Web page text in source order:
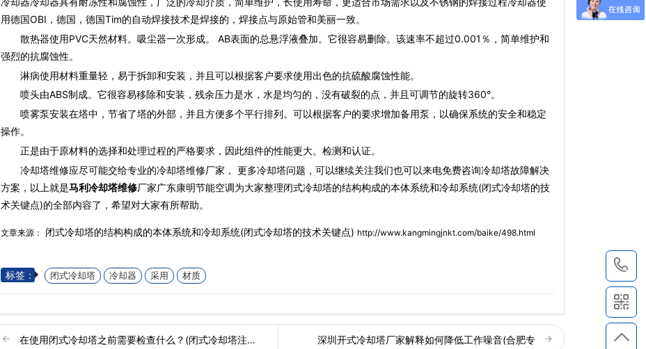
用德国OBI，德国，德国Tim的自动焊接技术是焊接的，焊接点与原始管和美丽一致。
散热器使用PVC天然材料。吸尘器一次形成。 AB表面的总悬浮液叠加。它很容易删除。该速率不超过0.001％，简单维护和
强烈的抗腐蚀性。
淋病使用材料重量轻，易于拆卸和安装，并且可以根据客户要求使用出色的抗硫酸腐蚀性能。
喷头由ABS制成。它很容易移除和安装，残余压力是水，水是均匀的，没有破裂的点，并且可调节的旋转360°。
喷雾泵安装在塔中，节省了塔的外部，并且方便多个平行排列。可以根据客户的要求增加备用泵，以确保系统的安全和稳定
操作。
正是由于原材料的选择和处理过程的严格要求，因此组件的性能更大。检测和认证。
冷却塔维修应尽可能交给专业的冷却塔维修厂家， 更多冷却塔问题，可以继续关注我们也可以来电免费咨询冷却塔故障解决
方案，以上就是马利冷却塔维修厂家广东康明节能空调为大家整理闭式冷却塔的结构构成的本体系统和冷却系统(闭式冷却塔的技
术关键点)的全部内容了，希望对大家有所帮助。
文章来源： 闭式冷却塔的结构构成的本体系统和冷却系统(闭式冷却塔的技术关键点) http://www.kangmingjnkt.com/baike/498.html
标签： 闭式冷却塔 冷却器 采用 材质
在使用闭式冷却塔之前需要检查什么？(闭式冷却塔注… 深圳开式冷却塔厂家解释如何降低工作噪音(合肥专